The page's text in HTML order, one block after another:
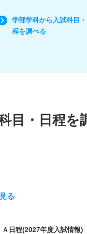
学部学科から入試科目・
程を調べる
目・日程を
る
日程(2027年度入試情報)